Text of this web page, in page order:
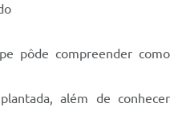
pôde compreender como
além de conhecer